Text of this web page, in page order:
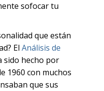
sofocar tu
que están
El Análisis de
sido hecho por
1960 con muchos
que sus